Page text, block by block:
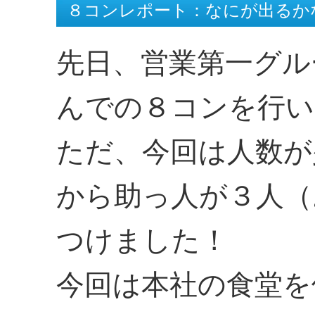
８コンレポート：なにが出るか
先日、営業第一グ
んでの８コンを行
ただ、今回は人数
から助っ人が３人
つけました！
今回は本社の食堂